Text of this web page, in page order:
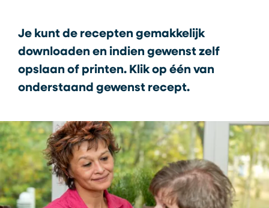
Je kunt de recepten gemakkelijk
downloaden en indien gewenst zelf
opslaan of printen. Klik op één van
onderstaand gewenst recept.